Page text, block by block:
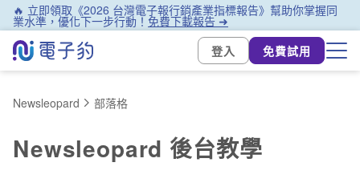
🔥 立即領取《2026 台灣電子報行銷產業指標報告》幫助你掌握同
業水準，優化下一步行動！免費下載報告 ➜
登入
免費試用
Newsleopard 部落格
Newsleopard 後台教學